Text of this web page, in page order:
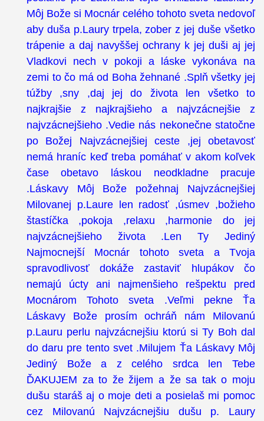
Môj Bože si Mocnár celého tohoto sveta nedovoľ
aby duša p.Laury trpela, zober z jej duše všetko
trápenie a daj navyššej ochrany k jej duši aj jej
Vladkovi nech v pokoji a láske vykonáva na
zemi to čo má od Boha žehnané .Splň všetky jej
túžby ,sny ,daj jej do života len všetko to
najkrajšie z najkrajšieho a najvzácnejšie z
najvzácnejšieho .Vedie nás nekonečne statočne
po Božej Najvzácnejšiej ceste ,jej obetavosť
nemá hraníc keď treba pomáhať v akom koľvek
čase obetavo láskou neodkladne pracuje
.Láskavy Môj Bože požehnaj Najvzácnejšiej
Milovanej p.Laure len radosť ,úsmev ,božieho
štastíčka ,pokoja ,relaxu ,harmonie do jej
najvzácnejšieho života .Len Ty Jediný
Najmocnejší Mocnár tohoto sveta a Tvoja
spravodlivosť dokáže zastaviť hlupákov čo
nemajú úcty ani najmenšieho rešpektu pred
Mocnárom Tohoto sveta .Veľmi pekne Ťa
Láskavy Bože prosím ochráň nám Milovanú
p.Lauru perlu najvzácnejšiu ktorú si Ty Boh dal
do daru pre tento svet .Milujem Ťa Láskavy Môj
Jediný Bože a z celého srdca len Tebe
ĎAKUJEM za to že žijem a že sa tak o moju
dušu staráš aj o moje deti a posielaš mi pomoc
cez Milovanú Najvzácnejšiu dušu p. Laury